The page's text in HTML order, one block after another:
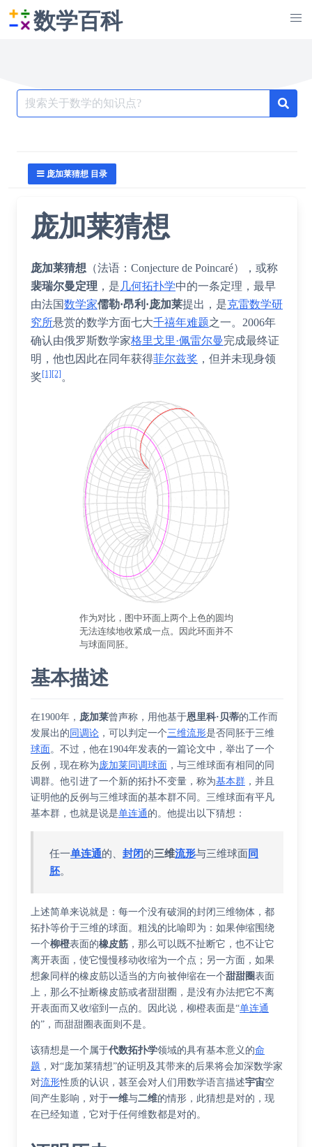
数学百科
Search
for:
庞加莱猜想 目录
庞加莱猜想
庞加莱猜想 （法语： Conjecture de Poincaré），或称
裴瑞尔曼定理 ，是 几何拓扑学中的一条定理，最早
由法国数学家儒勒·昂利·庞加莱提出，是克雷数学研
究所悬赏的数学方面七大千禧年难题之一。2006年
确认由俄罗斯数学家格里戈里·佩雷尔曼完成最终证
明，他也因此在同年获得菲尔兹奖 ，但并未现身领
奖[1][2]。
作为对比，图中环面上两个上色的圆均
无法连续地收紧成一点。因此环面并不
与球面同胚。
基本描述
在1900年， 庞加莱曾声称，用他基于恩里科·贝蒂的工作而
发展出的 同调论 ，可以判定一个三维流形是否同胚于三维
球面。不过，他在1904年发表的一篇论文中，举出了一个
反例，现在称为庞加莱同调球面 ，与三维球面有相同的同
调群。他引进了一个新的拓扑不变量，称为基本群 ，并且
证明他的反例与三维球面的基本群不同。三维球面有平凡
基本群，也就是说是单连通 的。他提出以下猜想：
任一单连通的、封闭的三维流形与三维球面同
胚。
上述简单来说就是：每一个没有破洞的封闭三维物体，都
拓扑等价于三维的球面。粗浅的比喻即为：如果伸缩围绕
一个柳橙表面的橡皮筋 ，那么可以既不扯断它，也不让它
离开表面，使它慢慢移动收缩为一个点；另一方面，如果
想象同样的橡皮筋以适当的方向被伸缩在一个甜甜圈表面
上，那么不扯断橡皮筋或者甜甜圈，是没有办法把它不离
开表面而又收缩到一点的。因此说，柳橙表面是“单连通
的”，而甜甜圈表面则不是。
该猜想是一个属于代数拓扑学领域的具有基本意义的命
题 ，对“庞加莱猜想”的证明及其带来的后果将会加深数学家
对流形性质的认识，甚至会对人们用数学语言描述宇宙空
间产生影响，对于一维与二维的情形，此猜想是对的，现
在已经知道，它对于任何维数都是对的。